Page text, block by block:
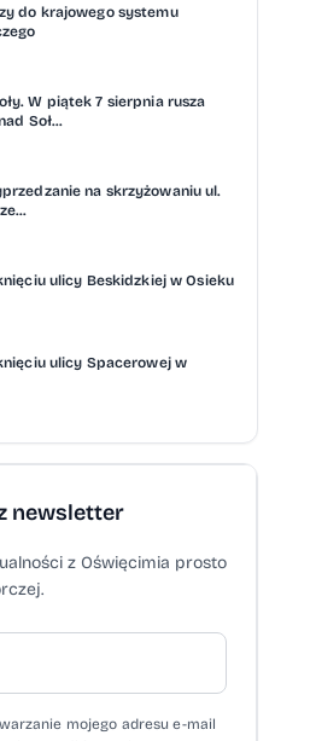
do krajowego systemu
W piątek 7 sierpnia rusza
Soł...
na skrzyżowaniu ul.
ulicy Beskidzkiej w Osieku
ulicy Spacerowej w
newsletter
z Oświęcimia prosto
mojego adresu e-mail